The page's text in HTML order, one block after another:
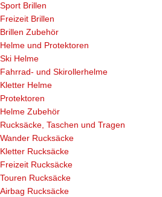
Sport Brillen
Freizeit Brillen
Brillen Zubehör
Helme und Protektoren
Ski Helme
Fahrrad- und Skirollerhelme
Kletter Helme
Protektoren
Helme Zubehör
Rucksäcke, Taschen und Tragen
Wander Rucksäcke
Kletter Rucksäcke
Freizeit Rucksäcke
Touren Rucksäcke
Airbag Rucksäcke